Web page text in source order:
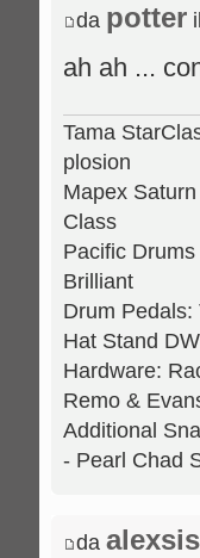
da potter
ah ah ...
Tama
plosion
Mapex
Class
Pacific
Brilliant
Drum
Hat Stand
Hardware:
Remo &
Additional
- Pearl Chad
da alexsis